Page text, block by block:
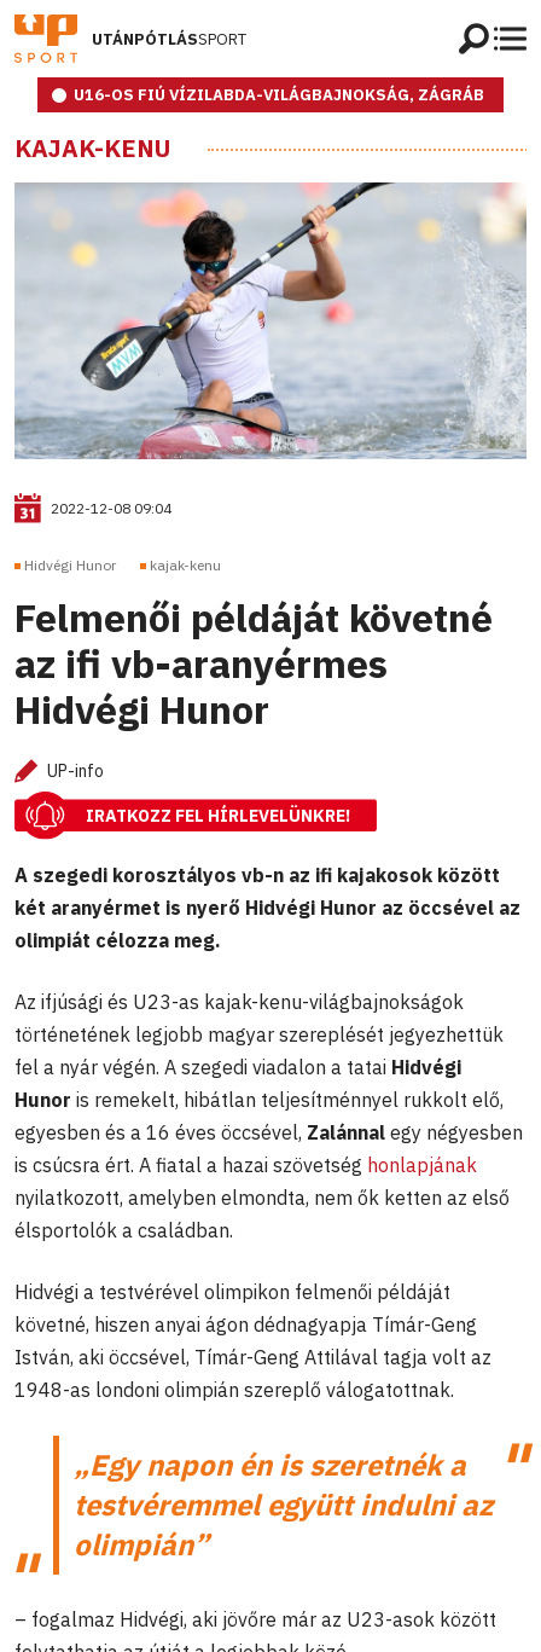
UTÁNPÓTLÁSSPORT
U16-OS FIÚ VÍZILABDA-VILÁGBAJNOKSÁG, ZÁGRÁB
KAJAK-KENU
2022-12-08 09:04
Hidvégi Hunor kajak-kenu
Felmenői példáját követné
az ifi vb-aranyérmes
Hidvégi Hunor
UP-info
IRATKOZZ FEL HÍRLEVELÜNKRE!
A szegedi korosztályos vb-n az ifi kajakosok között
két aranyérmet is nyerő Hidvégi Hunor az öccsével az
olimpiát célozza meg.
Az ifjúsági és U23-as kajak-kenu-világbajnokságok
történetének legjobb magyar szereplését jegyezhettük
fel a nyár végén. A szegedi viadalon a tatai Hidvégi
Hunor is remekelt, hibátlan teljesítménnyel rukkolt elő,
egyesben és a 16 éves öccsével, Zalánnal egy négyesben
is csúcsra ért. A fiatal a hazai szövetség honlapjának
nyilatkozott, amelyben elmondta, nem ők ketten az első
élsportolók a családban.
Hidvégi a testvérével olimpikon felmenői példáját
követné, hiszen anyai ágon dédnagyapja Tímár-Geng
István, aki öccsével, Tímár-Geng Attilával tagja volt az
1948-as londoni olimpián szereplő válogatottnak.
„Egy napon én is szeretnék a
testvéremmel együtt indulni az
olimpián”
– fogalmaz Hidvégi, aki jövőre már az U23-asok között